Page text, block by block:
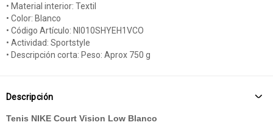
• Material interior: Textil
• Color: Blanco
• Código Artículo: NI010SHYEH1VCO
• Actividad: Sportstyle
• Descripción corta: Peso: Aprox 750 g
Descripción
Tenis NIKE Court Vision Low Blanco